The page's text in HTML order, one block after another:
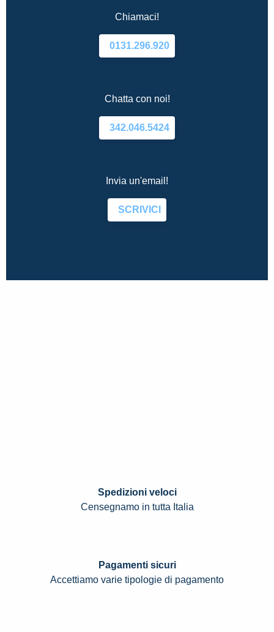
Chiamaci!
0131.296.920
Chatta con noi!
342.046.5424
Invia un'email!
SCRIVICI
Spedizioni veloci
Censegnamo in tutta Italia
Pagamenti sicuri
Accettiamo varie tipologie di pagamento